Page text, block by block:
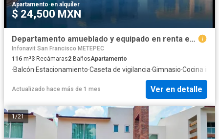
Apartamento·en alquiler
$ 24,500 MXN
Departamento amueblado y equipado en renta en Residencial foresta
Infonavit San Francisco METEPEC
116 m²3 Recámaras2 BañosApartamento
·Balcón·Estacionamiento·Caseta de vigilancia·Gimnasio·Cocina
Actualizado hace más de 1 mes Ver en detalle
1/21